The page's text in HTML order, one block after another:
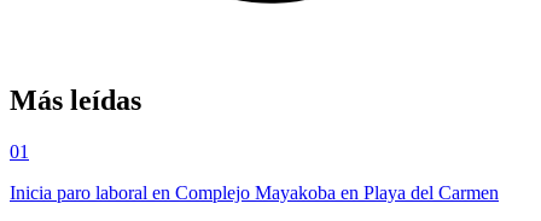
Más leídas
01
Inicia paro laboral en Complejo Mayakoba en Playa del Carmen